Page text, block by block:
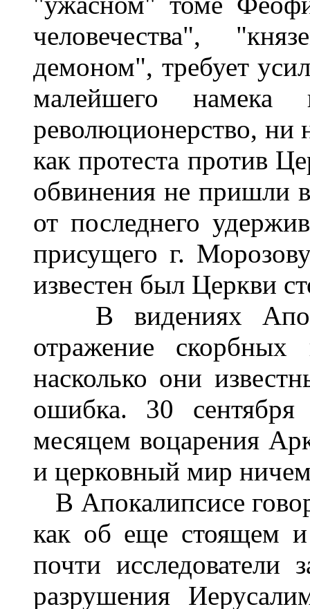
человечества",
демоном", требует
малейшего
революционерство, ни
как протеста против
обвинения не пришли
от последнего
присущего г.
известен был Церкви
В видениях
отражение скорбных
насколько они
ошибка. 30
месяцем воцарения
и церковный мир
В Апокалипсисе
как об еще стоящем и
почти
разрушения